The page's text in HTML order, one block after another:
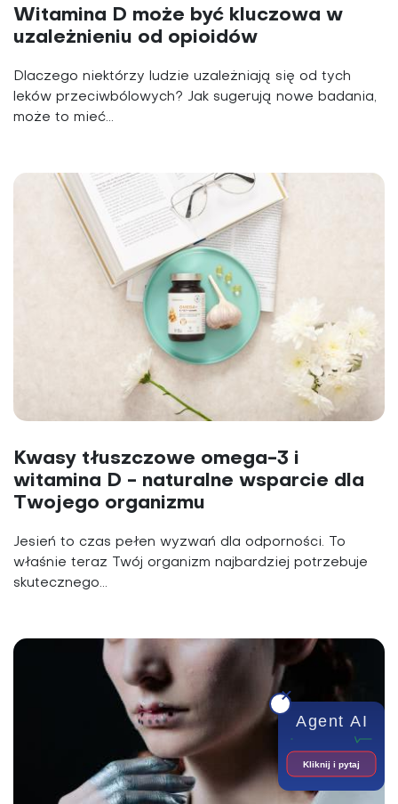
Witamina D może być kluczowa w
uzależnieniu od opioidów
Dlaczego niektórzy ludzie uzależniają się od tych
leków przeciwbólowych? Jak sugerują nowe badania,
może to mieć...
Kwasy tłuszczowe omega-3 i
witamina D - naturalne wsparcie dla
Twojego organizmu
Jesień to czas pełen wyzwań dla odporności. To
właśnie teraz Twój organizm najbardziej potrzebuje
skutecznego...
Agent AI
Kliknij i pytaj